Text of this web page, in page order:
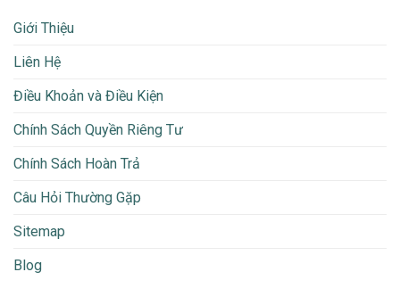
Giới Thiệu
Liên Hệ
Điều Khoản và Điều Kiện
Chính Sách Quyền Riêng Tư
Chính Sách Hoàn Trả
Câu Hỏi Thường Gặp
Sitemap
Blog